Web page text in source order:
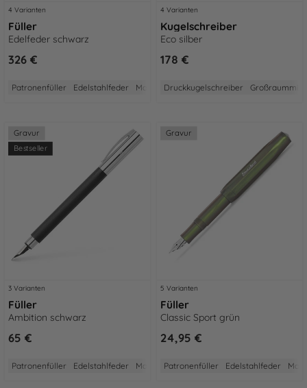
4 Varianten
Füller
Edelfeder schwarz
326 €
Patronenfüller Edelstahlfeder Made in Germany 10 Jahre Garantie Aus
4 Varianten
Kugelschreiber
Eco silber
178 €
Druckkugelschreiber
Gravur
Bestseller
3 Varianten
Füller
Ambition schwarz
65 €
Patronenfüller Edelstahlfeder Made in Germany 2 Jahre Garantie Aus
Gravur
5 Varianten
Füller
Classic Sport grün
24,95 €
Patronenfüller Edelstahlfeder